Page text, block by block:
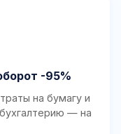
-95%
на бумагу и
— на